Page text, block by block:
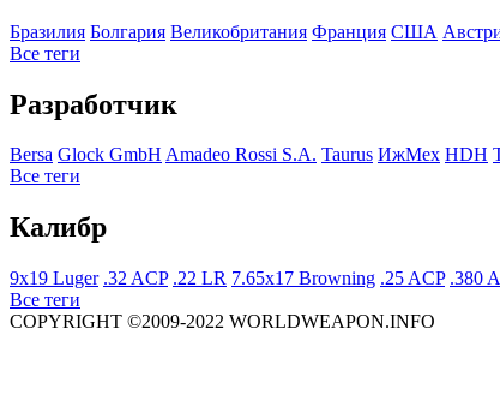
Бразилия Болгария Великобритания Франция США
Все теги
Разработчик
Bersa Glock GmbH Amadeo Rossi S.A. Taurus ИжМех HDH
Все теги
Калибр
9x19 Luger .32 ACP .22 LR 7.65x17 Browning .25 ACP .380
Все теги
COPYRIGHT ©2009-2022 WORLDWEAPON.INFO